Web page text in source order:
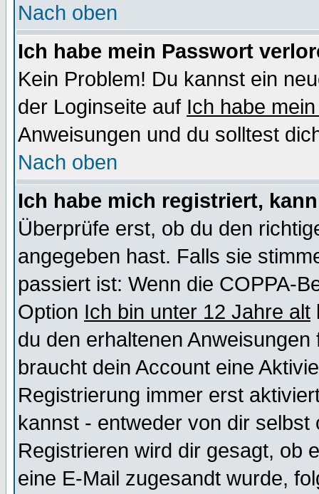
Nach oben
Ich habe mein Passwort
Kein Problem! Du kannst ein
der Loginseite auf Ich habe
Anweisungen und du solltest
Nach oben
Ich habe mich registriert,
Überprüfe erst, ob du den
angegeben hast. Falls sie
passiert ist: Wenn die COPPA-
Option Ich bin unter 12 Jahre alt
du den erhaltenen
braucht dein Account eine
Registrierung immer erst
kannst - entweder von dir selbst
Registrieren wird dir gesagt, ob
eine E-Mail zugesandt wurde,